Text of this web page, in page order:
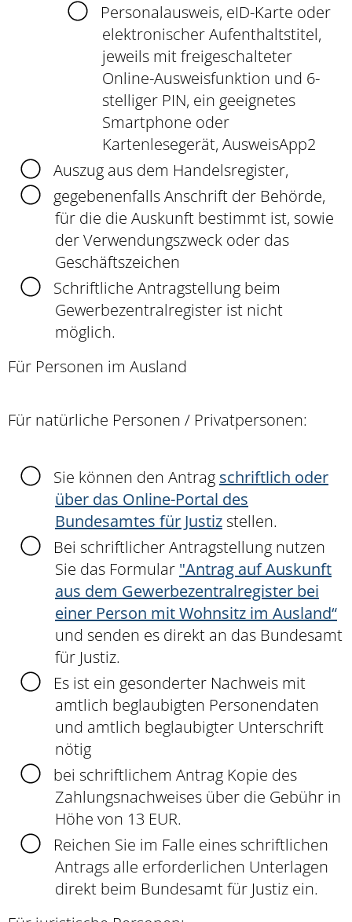
Personalausweis, eID-Karte oder
elektronischer Aufenthaltstitel,
jeweils mit freigeschalteter
Online-Ausweisfunktion und 6-
stelliger PIN, ein geeignetes
Smartphone oder
Kartenlesegerät, AusweisApp2
Auszug aus dem Handelsregister,
gegebenenfalls Anschrift der Behörde,
für die die Auskunft bestimmt ist, sowie
der Verwendungszweck oder das
Geschäftszeichen
Schriftliche Antragstellung beim
Gewerbezentralregister ist nicht
möglich.
Für Personen im Ausland
Für natürliche Personen / Privatpersonen:
Sie können den Antrag schriftlich oder
über das Online-Portal des
Bundesamtes für Justiz stellen.
Bei schriftlicher Antragstellung nutzen
Sie das Formular "Antrag auf Auskunft
aus dem Gewerbezentralregister bei
einer Person mit Wohnsitz im Ausland“
und senden es direkt an das Bundesamt
für Justiz.
Es ist ein gesonderter Nachweis mit
amtlich beglaubigten Personendaten
und amtlich beglaubigter Unterschrift
nötig
bei schriftlichem Antrag Kopie des
Zahlungsnachweises über die Gebühr in
Höhe von 13 EUR.
Reichen Sie im Falle eines schriftlichen
Antrags alle erforderlichen Unterlagen
direkt beim Bundesamt für Justiz ein.